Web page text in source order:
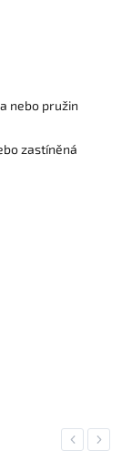
nebo pružin
zastíněná
Previous
Next